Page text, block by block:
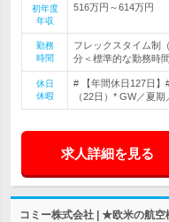
初年度
年収
516万円～614万円
勤務
時間
フレックスタイム制
分＜標準的な勤務時
休日
休暇
# 【年間休日127日】
（22日）* GW／夏期
求人詳細を見る
コミー株式会社 | ★欧米の航空